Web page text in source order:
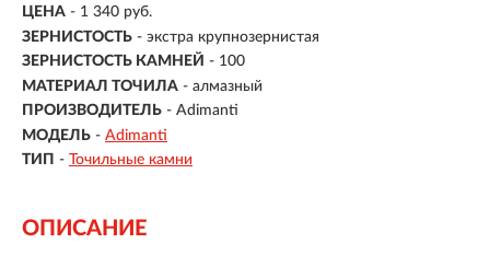
ЦЕНА - 1 340 руб.
ЗЕРНИСТОСТЬ - экстра крупнозернистая
ЗЕРНИСТОСТЬ КАМНЕЙ - 100
МАТЕРИАЛ ТОЧИЛА - алмазный
ПРОИЗВОДИТЕЛЬ - Adimanti
МОДЕЛЬ - Adimanti
ТИП - Точильные камни
ОПИСАНИЕ